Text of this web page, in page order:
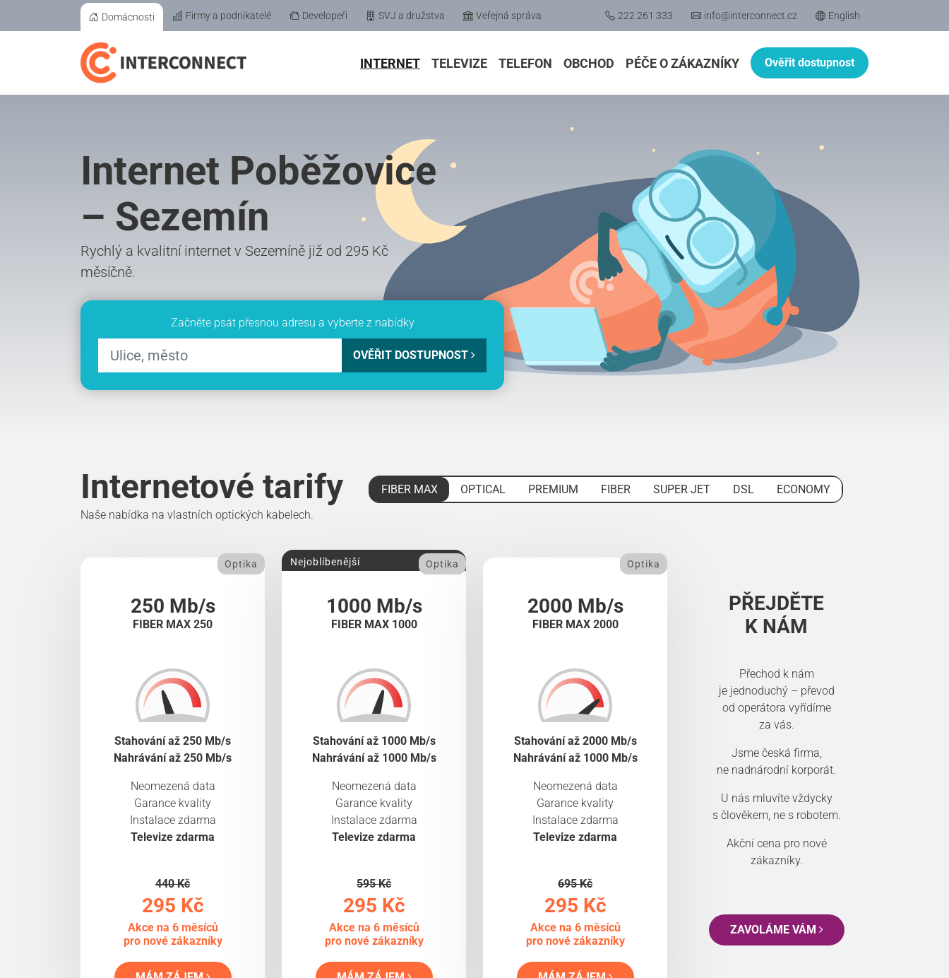
Domácnosti Firmy a podnikatelé Developeři SVJ a družstva Veřejná správa 222 261 333 info@interconnect.cz English
INTERNET TELEVIZE TELEFON OBCHOD PÉČE O ZÁKAZNÍKY Ověřit dostupnost
Internet Poběžovice
– Sezemín
Rychlý a kvalitní internet v Sezemíně již od 295 Kč
měsíčně.
Začněte psát přesnou adresu a vyberte z nabídky
OVĚŘIT DOSTUPNOST
Internetové tarify FIBER MAX OPTICAL PREMIUM FIBER SUPER JET DSL
ECONOMY
Naše nabídka na vlastních optických kabelech.
250 Mb/s
FIBER MAX 250
Optika
Stahování až 250 Mb/s
Nahrávání až 250 Mb/s
Neomezená data
Garance kvality
Instalace zdarma
Televize zdarma
440 Kč
295 Kč
Akce na 6 měsíců
pro nové zákazníky
1000 Mb/s
FIBER MAX 1000
Nejoblíbenější Optika
Stahování až 1000 Mb/s
Nahrávání až 1000 Mb/s
Neomezená data
Garance kvality
Instalace zdarma
Televize zdarma
595 Kč
295 Kč
Akce na 6 měsíců
pro nové zákazníky
2000 Mb/s
FIBER MAX 2000
Optika
Stahování až 2000 Mb/s
Nahrávání až 1000 Mb/s
Neomezená data
Garance kvality
Instalace zdarma
Televize zdarma
695 Kč
295 Kč
Akce na 6 měsíců
pro nové zákazníky
PŘEJDĚTE
K NÁM
Přechod k nám
je jednoduchý – převod
od operátora vyřídíme
za vás.
Jsme česká firma,
ne nadnárodní korporát.
U nás mluvíte vždycky
s člověkem, ne s robotem.
Akční cena pro nové
zákazníky.
ZAVOLÁME VÁM